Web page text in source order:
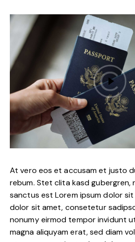
At vero eos et accusam et justo
rebum. Stet clita kasd gubergren,
sanctus est Lorem ipsum dolor
dolor sit amet, consetetur
nonumy eirmod tempor invidunt
magna aliquyam erat, sed diam